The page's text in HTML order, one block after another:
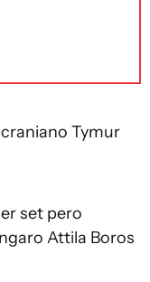
Tymur
set pero
Attila Boros